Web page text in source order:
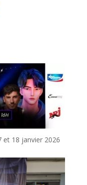
et 18 janvier 2026